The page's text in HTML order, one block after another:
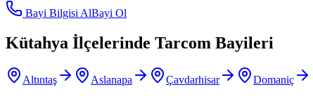
Bayi Bilgisi AlBayi Ol
Kütahya İlçelerinde Tarcom Bayileri
Altıntaş Aslanapa Çavdarhisar Domaniç